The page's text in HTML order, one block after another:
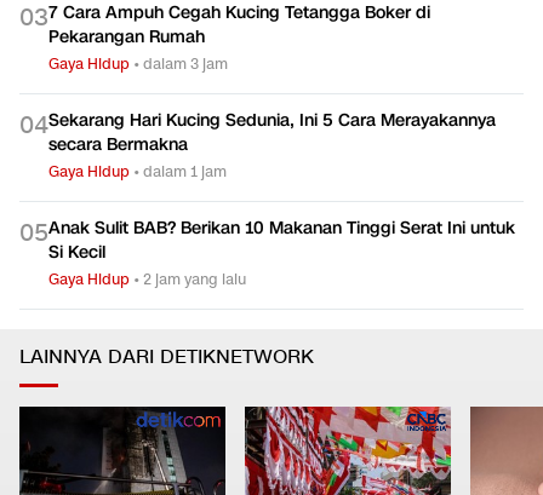
037 Cara Ampuh Cegah Kucing Tetangga Boker di
Pekarangan Rumah
Gaya Hidup •dalam 3 jam
04Sekarang Hari Kucing Sedunia, Ini 5 Cara Merayakannya
secara Bermakna
Gaya Hidup •dalam 1 jam
05Anak Sulit BAB? Berikan 10 Makanan Tinggi Serat Ini untuk
Si Kecil
Gaya Hidup •2 jam yang lalu
LAINNYA DARI DETIKNETWORK